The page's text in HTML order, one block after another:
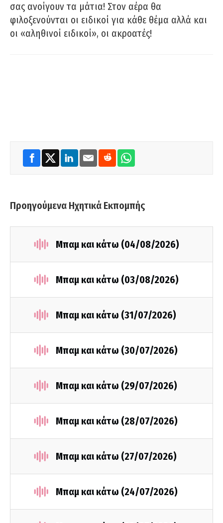
σας ανοίγουν τα μάτια! Στον αέρα θα
φιλοξενούνται οι ειδικοί για κάθε θέμα αλλά και
οι «αληθινοί ειδικοί», οι ακροατές!
Προηγούμενα Ηχητικά Εκπομπής
Μπαμ και κάτω (04/08/2026)
Μπαμ και κάτω (03/08/2026)
Μπαμ και κάτω (31/07/2026)
Μπαμ και κάτω (30/07/2026)
Μπαμ και κάτω (29/07/2026)
Μπαμ και κάτω (28/07/2026)
Μπαμ και κάτω (27/07/2026)
Μπαμ και κάτω (24/07/2026)